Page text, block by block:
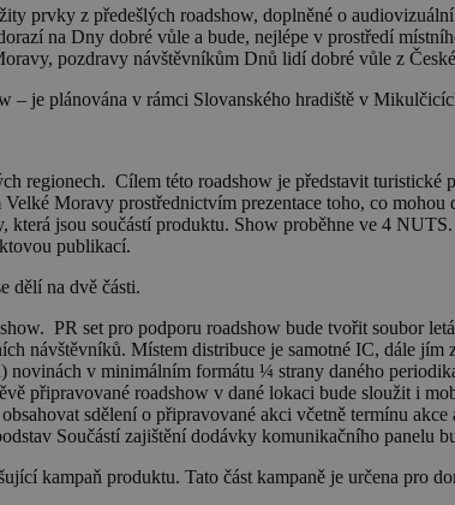
prvky z předešlých roadshow, doplněné o
na Dny dobré vůle a bude, nejlépe v prostředí
pozdravy návštěvníkům Dnů lidí dobré vůle z
– je plánována v rámci Slovanského hradiště v
regionech. Cílem této roadshow je představit
Moravy prostřednictvím prezentace toho, co
která jsou součástí produktu. Show proběhne ve 4
publikací.
dělí na dvě části.
PR set pro podporu roadshow bude tvořit soubor
návštěvníků. Místem distribuce je samotné IC, dále
novinách v minimálním formátu ¼ strany daného
připravované roadshow v dané lokaci bude sloužit i
sdělení o připravované akci včetně termínu
Součástí zajištění dodávky komunikačního panelu
kampaň produktu. Tato část kampaně je určena pro